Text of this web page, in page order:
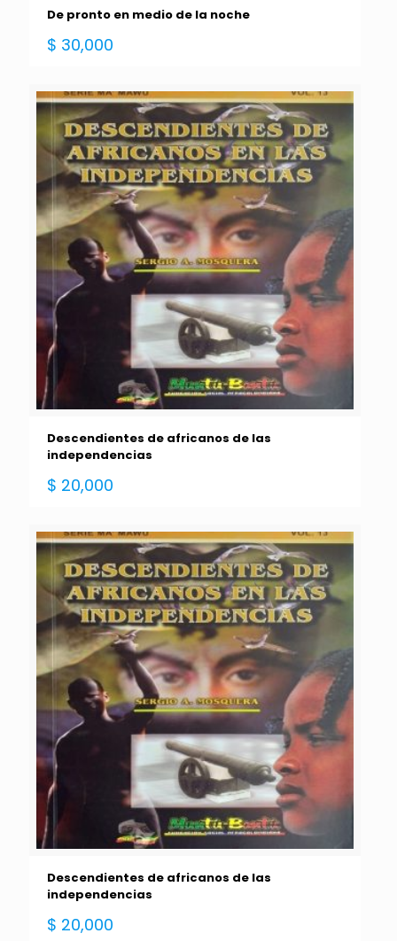
De pronto en medio de la noche
$ 30,000
Descendientes de africanos de las
independencias
$ 20,000
Descendientes de africanos de las
independencias
$ 20,000